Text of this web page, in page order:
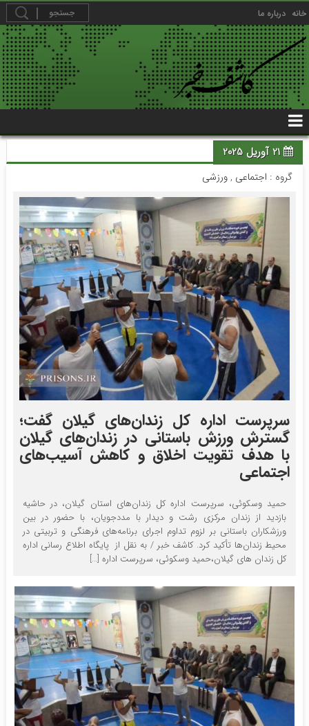
خانه درباره ما
21 آوریل 2025
گروه : اجتماعی ,ورزشی
سرپرست اداره کل زندان‌های گیلان گفت؛
گسترش ورزش باستانی در زندان‌های گیلان
با هدف تقویت اخلاق و کاهش آسیب‌های
اجتماعی
حمید وسکوئی، سرپرست اداره کل زندان‌های استان گیلان، در حاشیه
بازدید از زندان مرکزی رشت و دیدار با مددجویان، با حضور در بین
ورزشکاران باستانی بر لزوم تداوم اجرای برنامه‌های فرهنگی و تربیتی در
محیط زندان‌ها تأکید کرد. کاشف خبر / به نقل از پایگاه اطلاع رسانی اداره
کل زندان های گیلان،حمید وسکوئی، سرپرست اداره […]